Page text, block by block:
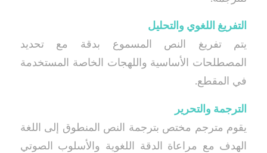
التفريغ اللغوي والتحليل
يتم تفريغ النص المسموع بدقة مع تحديد
المصطلحات الأساسية واللهجات الخاصة المستخدمة
في المقطع.
الترجمة والتحرير
يقوم مترجم مختص بترجمة النص المنطوق إلى اللغة
الهدف مع مراعاة الدقة اللغوية والأسلوب الصوتي